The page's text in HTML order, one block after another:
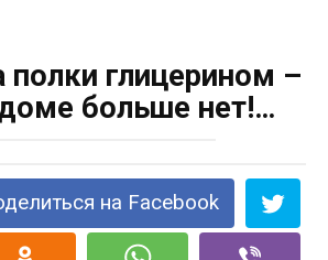
полки глицерином –
больше нет!…
на Facebook